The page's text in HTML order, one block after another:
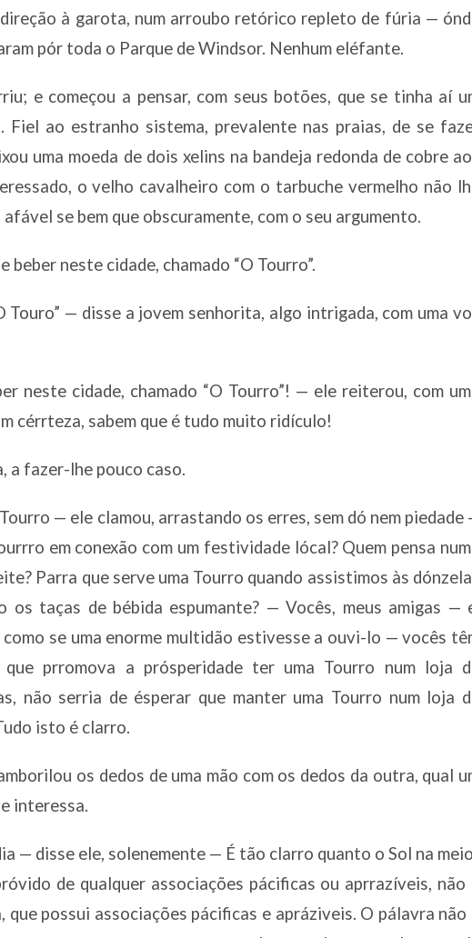
à garota, num arroubo retórico repleto de fúria —
pór toda o Parque de Windsor. Nenhum eléfante.
e começou a pensar, com seus botões, que se tinha aí
Fiel ao estranho sistema, prevalente nas praias, de se
uma moeda de dois xelins na bandeja redonda de cobre
o velho cavalheiro com o tarbuche vermelho não
se bem que obscuramente, com o seu argumento.
neste cidade, chamado “O Tourro”.
Touro” — disse a jovem senhorita, algo intrigada, com uma
neste cidade, chamado “O Tourro”! — ele reiterou, com
cérrteza, sabem que é tudo muito ridículo!
a fazer-lhe pouco caso.
— ele clamou, arrastando os erres, sem dó nem piedade
em conexão com um festividade lócal? Quem pensa
Parra que serve uma Tourro quando assistimos às
os taças de bébida espumante? — Vocês, meus amigas —
se uma enorme multidão estivesse a ouvi-lo — vocês
prromova a prósperidade ter uma Tourro num loja
não serria de ésperar que manter uma Tourro num loja
isto é clarro.
os dedos de uma mão com os dedos da outra, qual
interessa.
— disse ele, solenemente — É tão clarro quanto o Sol na
de qualquer associações pácificas ou aprrazíveis, não
possui associações pácificas e apráziveis. O pálavra não